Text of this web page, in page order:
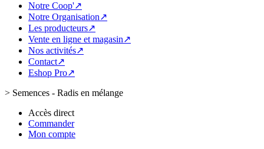
Notre Coop'↗
Notre Organisation↗
Les producteurs↗
Vente en ligne et magasin↗
Nos activités↗
Contact↗
Eshop Pro↗
> Semences - Radis en mélange
Accès direct
Commander
Mon compte